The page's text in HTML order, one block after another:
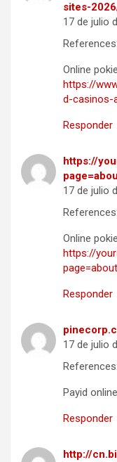
sites-
17 de julio
References:
Online
https://
d-casinos-
Responder
https://
17 de julio
References:
Online
https://
page=about
Responder
17 de julio
References:
Payid
Responder
http://